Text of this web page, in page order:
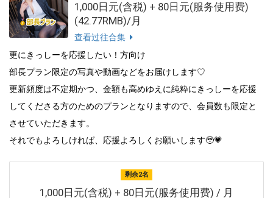
1,000日元(含税) + 80日元(服务使用费)
(42.77RMB)/月
查看过往合集
更にきっしーを応援したい！方向け
部長プラン限定の写真や動画などをお届けします♡
更新頻度は不定期かつ、金額も高めゆえに純粋にきっしーを応援
してくださる方のためのプランとなりますので、会員数も限定と
させていただきます。
それでもよろしければ、応援よろしくお願いします🥹💗
剩余2名
1,000日元(含税) + 80日元(服务使用费) / 月